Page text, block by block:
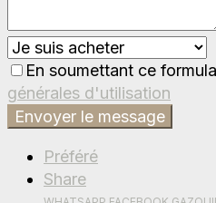
En soumettant ce
générales d'utilisation
Envoyer le message
Préféré
Share